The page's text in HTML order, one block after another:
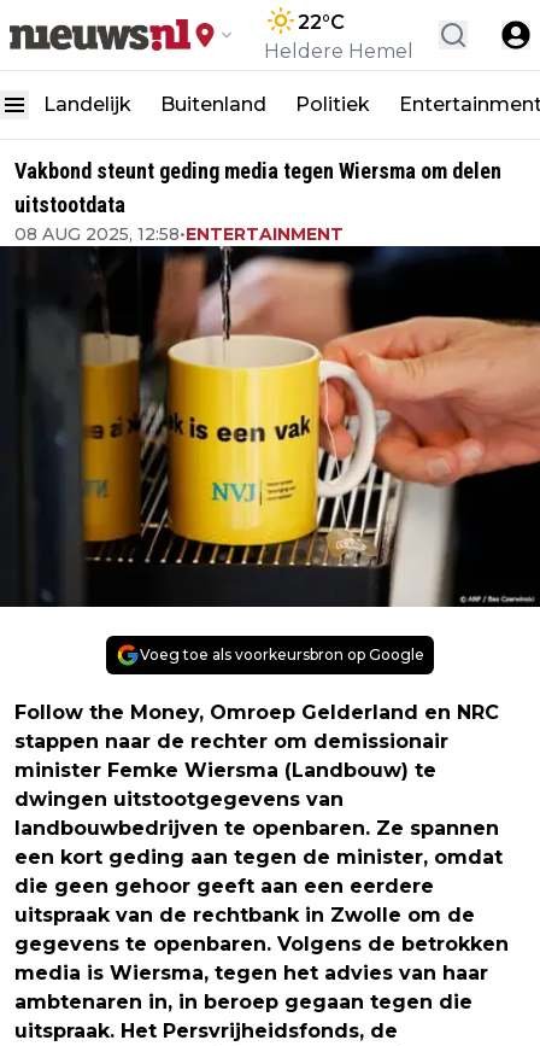
22°C
Heldere Hemel
Landelijk Buitenland Politiek
Vakbond steunt geding media tegen Wiersma om delen
uitstootdata
08 AUG 2025, 12:58•ENTERTAINMENT
Voeg toe als voorkeursbron op Google
Follow the Money, Omroep Gelderland en NRC
stappen naar de rechter om demissionair
minister Femke Wiersma (Landbouw) te
dwingen uitstootgegevens van
landbouwbedrijven te openbaren. Ze spannen
een kort geding aan tegen de minister, omdat
die geen gehoor geeft aan een eerdere
uitspraak van de rechtbank in Zwolle om de
gegevens te openbaren. Volgens de betrokken
media is Wiersma, tegen het advies van haar
ambtenaren in, in beroep gegaan tegen die
uitspraak. Het Persvrijheidsfonds, de